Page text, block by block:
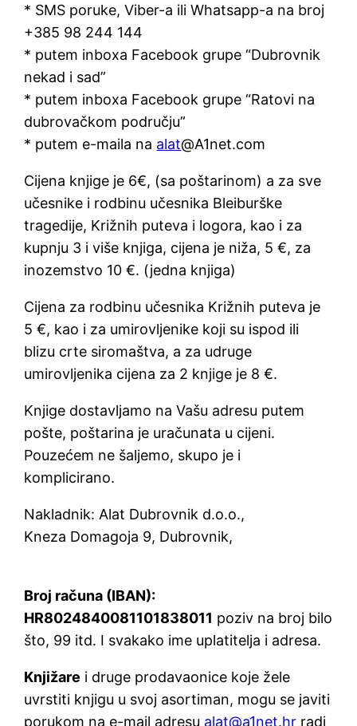
* SMS poruke, Viber-a ili Whatsapp-a na broj
+385 98 244 144
* putem inboxa Facebook grupe “Dubrovnik
nekad i sad”
* putem inboxa Facebook grupe “Ratovi na
dubrovačkom području”
* putem e-maila na alat@A1net.com
Cijena knjige je 6€, (sa poštarinom) a za sve
učesnike i rodbinu učesnika Bleiburške
tragedije, Križnih puteva i logora, kao i za
kupnju 3 i više knjiga, cijena je niža, 5 €, za
inozemstvo 10 €. (jedna knjiga)
Cijena za rodbinu učesnika Križnih puteva je
5 €, kao i za umirovljenike koji su ispod ili
blizu crte siromaštva, a za udruge
umirovljenika cijena za 2 knjige je 8 €.
Knjige dostavljamo na Vašu adresu putem
pošte, poštarina je uračunata u cijeni.
Pouzećem ne šaljemo, skupo je i
komplicirano.
Nakladnik: Alat Dubrovnik d.o.o.,
Kneza Domagoja 9, Dubrovnik,
Broj računa (IBAN):
HR8024840081101838011 poziv na broj bilo
što, 99 itd. I svakako ime uplatitelja i adresa.
Knjižare i druge prodavaonice koje žele
uvrstiti knjigu u svoj asortiman, mogu se javiti
porukom na e-mail adresu alat@a1net.hr radi